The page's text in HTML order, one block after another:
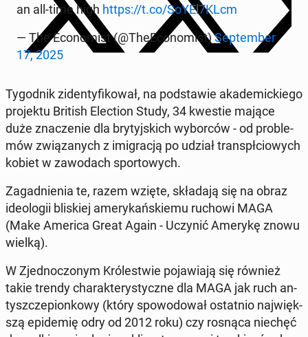
an all-time high https://t.co/SoYEl7KLcm
— The Eco­no­mist (@The­Eco­no­mist)Sep­tem­ber
17, 2025
Ty­go­dnik zi­den­ty­fi­ko­wał, na pod­sta­wie aka­de­mic­kie­go
pro­jek­tu British Elec­tion Study, 34 kwestie mające
duże zna­cze­nie dla bry­tyj­skich wy­bor­ców - od pro­ble­
mów zwią­za­nych z imi­gra­cją po udział trans­pł­cio­wych
kobiet w za­wo­dach spor­to­wych.
Za­gad­nie­nia te, razem wzięte, skła­da­ją się na obraz
ide­olo­gii bli­skiej ame­ry­kań­skie­mu ruchowi MAGA
(Make America Great Again - Uczynić Amerykę znowu
wielką).
W Zjed­no­czo­nym Kró­le­stwie po­ja­wia­ją się również
takie trendy cha­rak­te­ry­stycz­ne dla MAGA jak ruch an­
tysz­cze­pion­ko­wy (który spo­wo­do­wał ostat­nio naj­więk­
szą epi­de­mię odry od 2012 roku) czy rosnąca niechęć